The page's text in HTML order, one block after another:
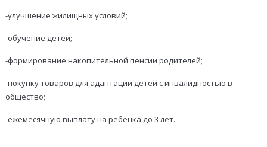
-улучшение жилищных условий;
-обучение детей;
-формирование накопительной пенсии родителей;
-покупку товаров для адаптации детей с инвалидностью в
общество;
-ежемесячную выплату на ребенка до 3 лет.